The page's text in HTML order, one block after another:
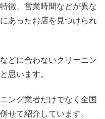
徴、営業時間などが異な
あったお店を見つけられ
どに合わないクリーニン
思います。
ング業者だけでなく全国
せて紹介しています。